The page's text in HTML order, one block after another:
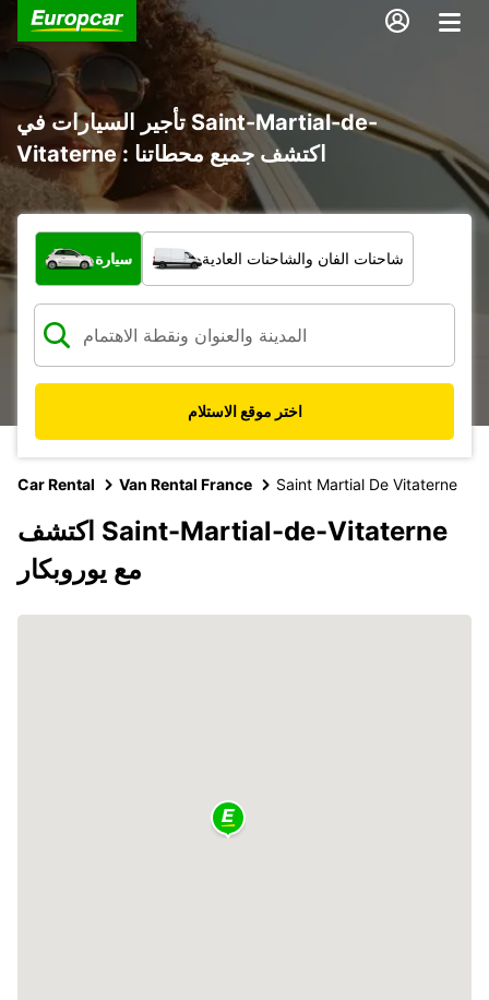
تأجير السيارات في Saint-Martial-de-
Vitaterne : اكتشف جميع محطاتنا
ما نوع المركبة؟
سيارة شاحنات الفان والشاحنات العادية
اختر موقع الاستلام
Car Rental Van Rental France Saint Martial De Vitaterne
اكتشف Saint-Martial-de-Vitaterne
مع يوروبكار